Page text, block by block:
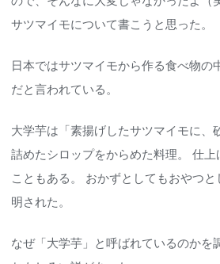
サツマイモについて書こうと思った。
日本ではサツマイモから作る食べ物の
だと言われている。
大学芋は「素揚げしたサツマイモに、
詰めたシロップをからめた料理。 仕上
こともある。 おかずとしてもおやつ
明された。
なぜ「大学芋」と呼ばれているのかを